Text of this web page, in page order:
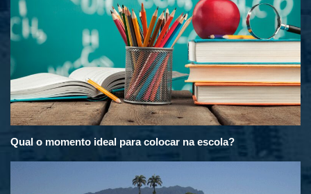
Qual o momento ideal para colocar na escola?